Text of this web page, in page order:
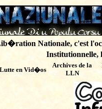
Nationale, c'est
Institutionnelle,
en Vid�os
Archives de la
LLN